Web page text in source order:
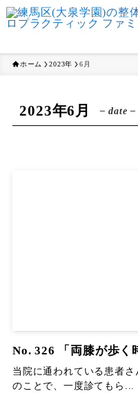
ホーム 2023年 6月
2023年6月 – date –
No. 326 「両膝が歩く
当院に通われている患者
のことで、一度診てもら...